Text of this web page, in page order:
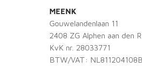
MEENK
Gouwelandenlaan 11
2408 ZG Alphen aan den
KvK nr. 28033771
BTW/VAT: